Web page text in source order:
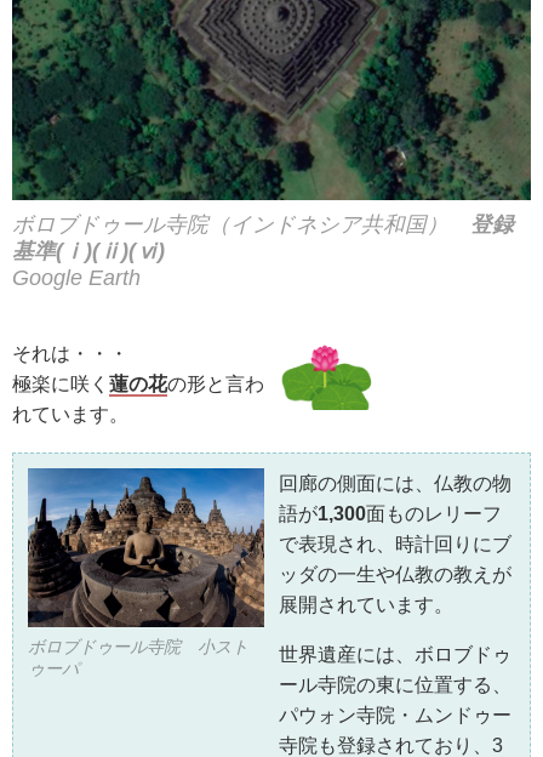
ボロブドゥール寺院（インドネシア共和国） 登録
基準(ⅰ)(ⅱ)(ⅵ)
Google Earth
それは・・・
極楽に咲く 蓮の花の形と言わ
れています。
ボロブドゥール寺院 小スト
ゥーパ
回廊の側面には、仏教の物
語が1,300面ものレリーフ
で表現され、時計回りにブ
ッダの一生や仏教の教えが
展開されています。
世界遺産には、ボロブドゥ
ール寺院の東に位置する、
パウォン寺院・ムンドゥー
寺院も登録されており、3